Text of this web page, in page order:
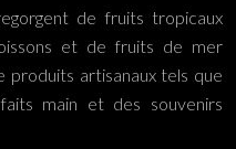
de fruits tropicaux
et de fruits de mer
produits artisanaux tels que
main et des souvenirs